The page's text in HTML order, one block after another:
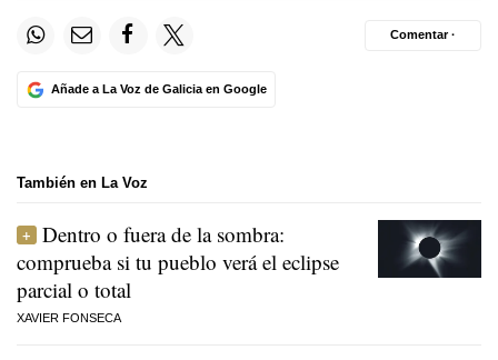
Añade a La Voz de Galicia en Google
Comentar ·
También en La Voz
Dentro o fuera de la sombra:
comprueba si tu pueblo verá el eclipse
parcial o total
XAVIER FONSECA